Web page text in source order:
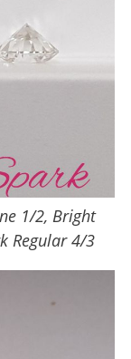
1/2, Bright
Regular 4/3